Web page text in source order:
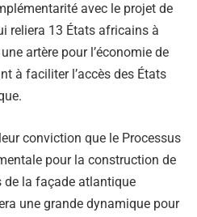
avec le projet de
reliera 13 États africains à
artère pour l’économie de
à faciliter l’accès des États
conviction que le Processus
pour la construction de
de la façade atlantique
une grande dynamique pour